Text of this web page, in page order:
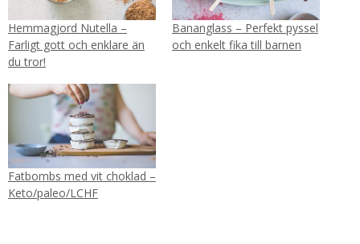
Hemmagjord Nutella –
Farligt gott och enklare än
du tror!
Bananglass – Perfekt pyssel
och enkelt fika till barnen
Fatbombs med vit choklad –
Keto/paleo/LCHF